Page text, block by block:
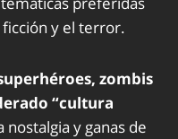
ficción y el terror.
zombis
“cultura
y ganas de